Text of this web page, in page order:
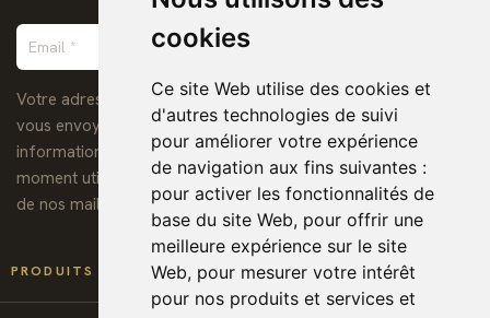
cookies
Ce site Web utilise des cookies et
d'autres technologies de suivi
pour améliorer votre expérience
de navigation aux fins suivantes :
pour activer les fonctionnalités de
base du site Web, pour offrir une
meilleure expérience sur le site
Web, pour mesurer votre intérêt
pour nos produits et services et
Votre adresse de messagerie est uniquement utilisée pour
vous envoyer notre lettre d'information ainsi que des
informations concernant nos activités. Vous pouvez à tout
moment utiliser le lien de désabonnement intégré dans chacun
de nos mails.
PRODUITS